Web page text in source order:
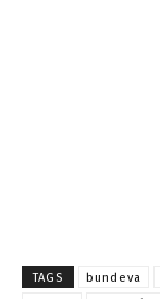
TAGS bundeva